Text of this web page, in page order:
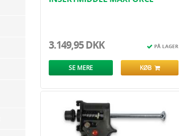
3.149,95 DKK PÅ LAGER
SE MERE KØB